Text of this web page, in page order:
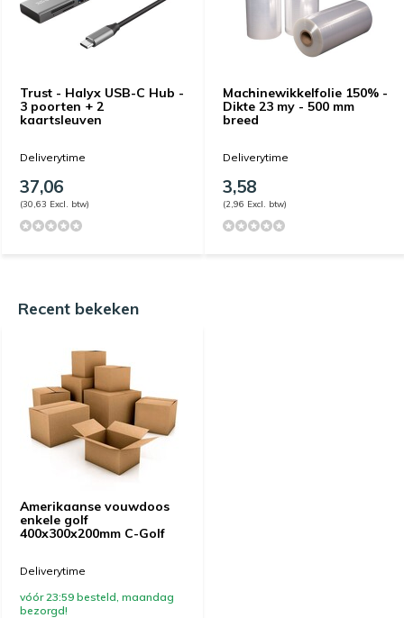
Trust - Halyx USB-C Hub -
3 poorten + 2
kaartsleuven
Deliverytime
37,06
(30,63 Excl. btw)
Machinewikkelfolie 150% -
Dikte 23 my - 500 mm
breed
Deliverytime
3,58
(2,96 Excl. btw)
Recent bekeken
Amerikaanse vouwdoos
enkele golf
400x300x200mm C-Golf
Deliverytime
vóór 23:59 besteld, maandag
bezorgd!